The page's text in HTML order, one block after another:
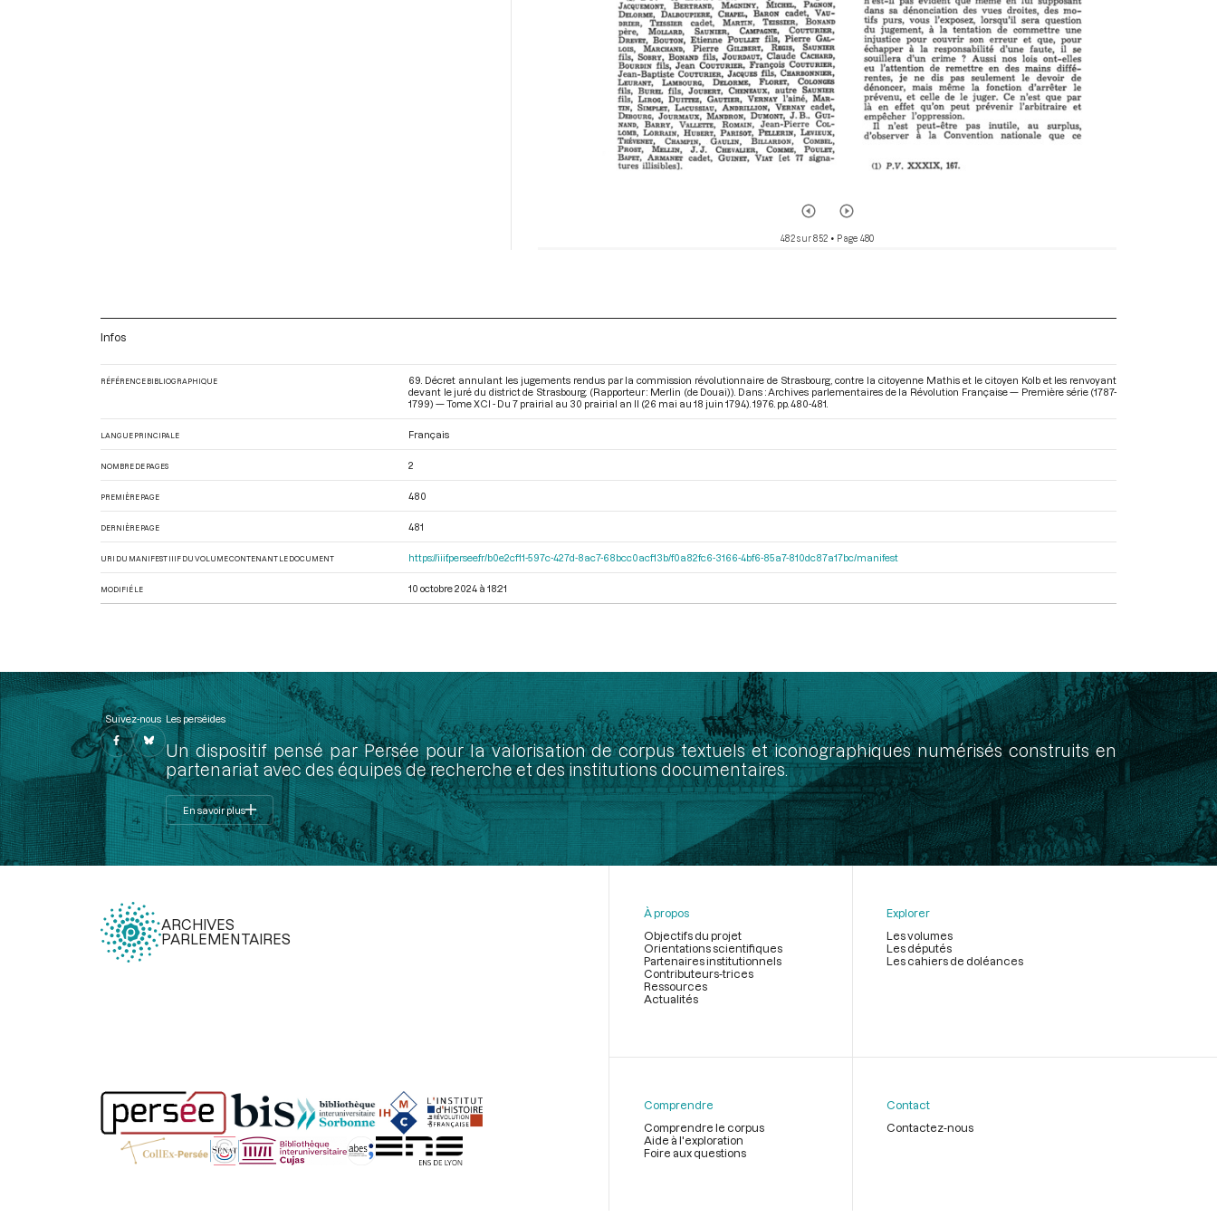
482 sur 852 • Page 480
Infos
RÉFÉRENCE BIBLIOGRAPHIQUE
69. Décret annulant les jugements rendus par la commission révolutionnaire de Strasbourg, contre la citoyenne Mathis et le citoyen Kolb et les renvoyant
devant le juré du district de Strasbourg. (Rapporteur : Merlin (de Douai)). Dans : Archives parlementaires de la Révolution Française — Première série (1787-
1799) — Tome XCI - Du 7 prairial au 30 prairial an II (26 mai au 18 juin 1794) . 1976. pp. 480-481.
LANGUE PRINCIPALE Français
NOMBRE DE PAGES 2
PREMIÈRE PAGE 480
DERNIÈRE PAGE 481
URI DU MANIFEST IIIF DU VOLUME CONTENANT LE DOCUMENT https://iiif.persee.fr/b0e2cf11-597c-427d-8ac7-68bcc0acf13b/f0a82fc6-3166-4bf6-85a7-810dc87a17bc/manifest
MODIFIÉ LE 10 octobre 2024 à 18:21
Suivez-nous Les perséides
Un dispositif pensé par Persée pour la valorisation de corpus textuels et iconographiques numérisés construits en
partenariat avec des équipes de recherche et des institutions documentaires.
En savoir plus
ARCHIVES
PARLEMENTAIRES
page
À propos
Objectifs du projet
Orientations scientifiques
Partenaires institutionnels
Contributeurs-trices
Ressources
Actualités
Explorer
Les volumes
Les députés
Les cahiers de doléances
Comprendre
Comprendre le corpus
Aide à l'exploration
Foire aux questions
Contact
Contactez-nous